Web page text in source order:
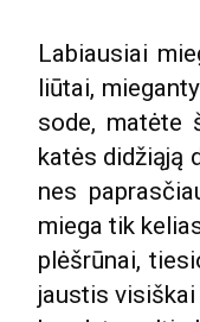
Labiausiai
liūtai,
sode, matėte
katės didžiąją
nes
miega tik
plėšrūnai,
jaustis visiškai